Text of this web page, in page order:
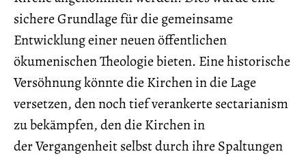
sichere Grundlage für die gemeinsame
Entwicklung einer neuen öffentlichen
ökumenischen Theologie bieten. Eine historische
Versöhnung könnte die Kirchen in die Lage
versetzen, den noch tief verankerte sectarianism
zu bekämpfen, den die Kirchen in
der Vergangenheit selbst durch ihre Spaltungen